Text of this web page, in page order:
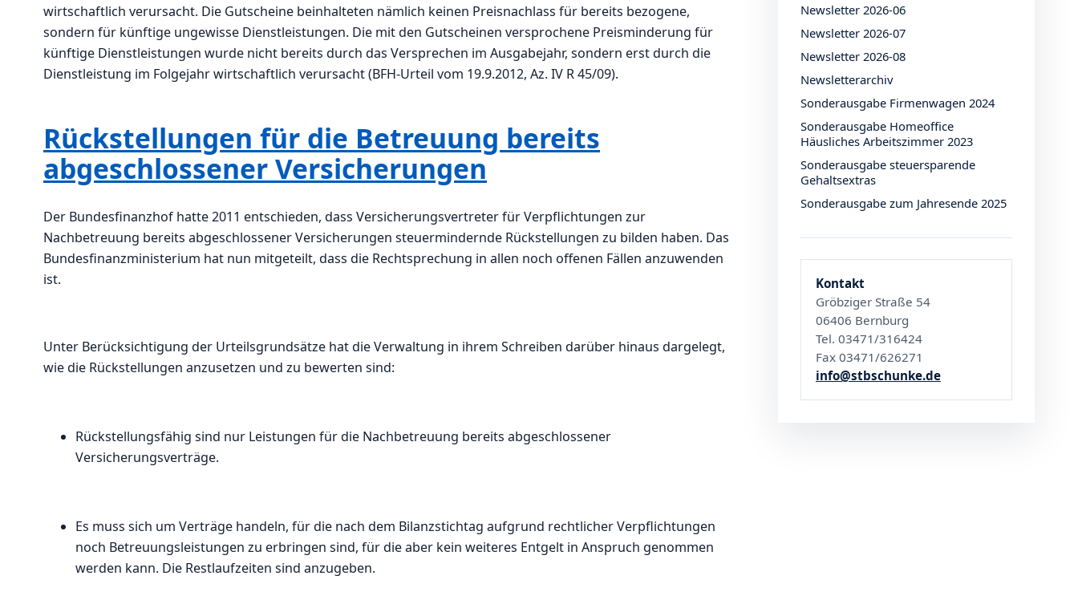
wirtschaftlich verursacht. Die Gutscheine beinhalteten nämlich keinen Preisnachlass für bereits bezogene,
sondern für künftige ungewisse Dienstleistungen. Die mit den Gutscheinen versprochene Preisminderung für
künftige Dienstleistungen wurde nicht bereits durch das Versprechen im Ausgabejahr, sondern erst durch die
Dienstleistung im Folgejahr wirtschaftlich verursacht (BFH-Urteil vom 19.9.2012, Az. IV R 45/09).
Rückstellungen für die Betreuung bereits
abgeschlossener Versicherungen
Der Bundesfinanzhof hatte 2011 entschieden, dass Versicherungsvertreter für Verpflichtungen zur
Nachbetreuung bereits abgeschlossener Versicherungen steuermindernde Rückstellungen zu bilden haben. Das
Bundesfinanzministerium hat nun mitgeteilt, dass die Rechtsprechung in allen noch offenen Fällen anzuwenden
ist.
Unter Berücksichtigung der Urteilsgrundsätze hat die Verwaltung in ihrem Schreiben darüber hinaus dargelegt,
wie die Rückstellungen anzusetzen und zu bewerten sind:
Rückstellungsfähig sind nur Leistungen für die Nachbetreuung bereits abgeschlossener
Versicherungsverträge.
Es muss sich um Verträge handeln, für die nach dem Bilanzstichtag aufgrund rechtlicher Verpflichtungen
noch Betreuungsleistungen zu erbringen sind, für die aber kein weiteres Entgelt in Anspruch genommen
werden kann. Die Restlaufzeiten sind anzugeben.
Newsletter 2026-06
Newsletter 2026-07
Newsletter 2026-08
Newsletterarchiv
Sonderausgabe Firmenwagen 2024
Sonderausgabe Homeoffice
Häusliches Arbeitszimmer 2023
Sonderausgabe steuersparende
Gehaltsextras
Sonderausgabe zum Jahresende 2025
Kontakt
Gröbziger Straße 54
06406 Bernburg
Tel. 03471/316424
Fax 03471/626271
info@stbschunke.de